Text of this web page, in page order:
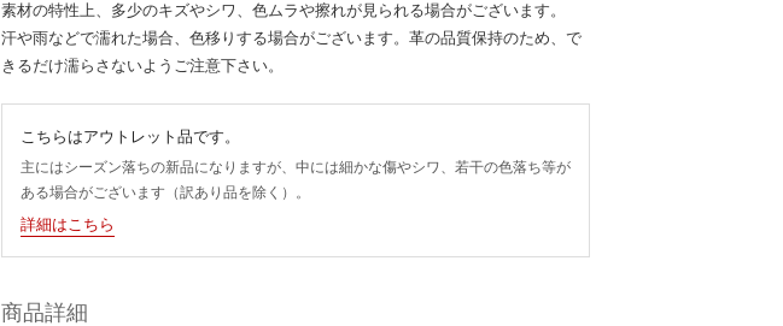
素材の特性上、多少のキズやシワ、色ムラや擦れが見られる場合がございます。
汗や雨などで濡れた場合、色移りする場合がございます。革の品質保持のため、で
きるだけ濡らさないようご注意下さい。
こちらはアウトレット品です。
主にはシーズン落ちの新品になりますが、中には細かな傷やシワ、若干の色落ち等が
ある場合がございます（訳あり品を除く）。
詳細はこちら
商品詳細